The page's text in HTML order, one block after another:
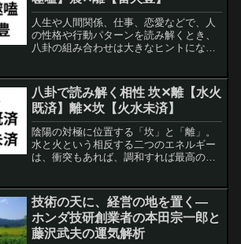
人生や人間関係、仕事、恋愛などで、人
の性格や行動パターンを読み解くとき、
八卦の組み合わせは大きなヒントになり
活力や情熱、行動力に関わる性質を持つ
ため、組み合わせに...
八卦で読み解く相性 坎✕離【水火
既済】離✕坎【火水未済】
陰陽の対極に位置する「坎」と「離」。
水と火という相反する二つのエネルギー
は、衝突もあれば、調和すれば最高の相
い）」と「火水未済（かすいびせい）」
という重要な卦を生み出します...
技術の天に、経営の地を置く―
ホンダ技研創業者の本田宗一郎と
藤沢武夫の運気解析